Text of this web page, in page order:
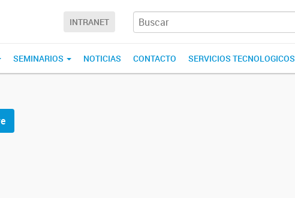
INTRANET
SEMINARIOS NOTICIAS CONTACTO SERVICIOS TECNOLOGICOS